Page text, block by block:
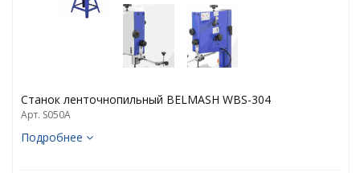
Станок ленточнопильный BELMASH WBS-304
Арт. S050A
Подробнее